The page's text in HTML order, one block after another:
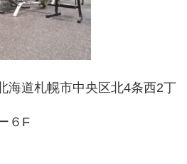
道札幌市中央区北4条西2丁
６F